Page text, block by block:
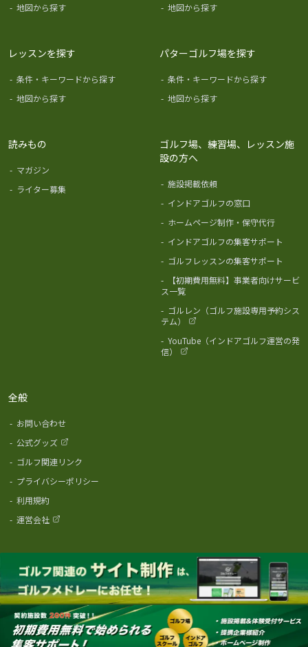
- 地図から探す
- 地図から探す
レッスンを探す
- 条件・キーワードから探す
- 地図から探す
パターゴルフ場を探す
- 条件・キーワードから探す
- 地図から探す
読みもの
- マガジン
- ライター募集
ゴルフ場、練習場、レッスン施
設の方へ
- 施設掲載依頼
- インドアゴルフの窓口
- ホームページ制作・保守代行
- インドアゴルフの集客サポート
- ゴルフレッスンの集客サポート
-
【初期費用無料】事業者向けサービ
ス一覧
- ゴルレン（ゴルフ施設専用予約シス
テム）
- YouTube（インドアゴルフ運営の発
信）
全般
- お問い合わせ
- 公式グッズ
- ゴルフ関連リンク
- プライバシーポリシー
- 利用規約
- 運営会社